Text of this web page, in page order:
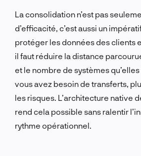
La consolidation n’est pas
d’efficacité, c’est aussi un
protéger les données des clients
il faut réduire la distance
et le nombre de systèmes
vous avez besoin de transferts,
les risques. L’architecture native
rend cela possible sans ralentir
rythme opérationnel.